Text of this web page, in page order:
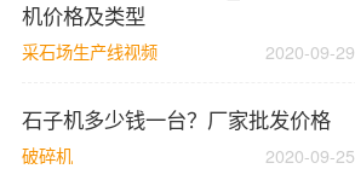
机价格及类型
采石场生产线视频 2020-09-29
石子机多少钱一台？厂家批发价格
破碎机 2020-09-25